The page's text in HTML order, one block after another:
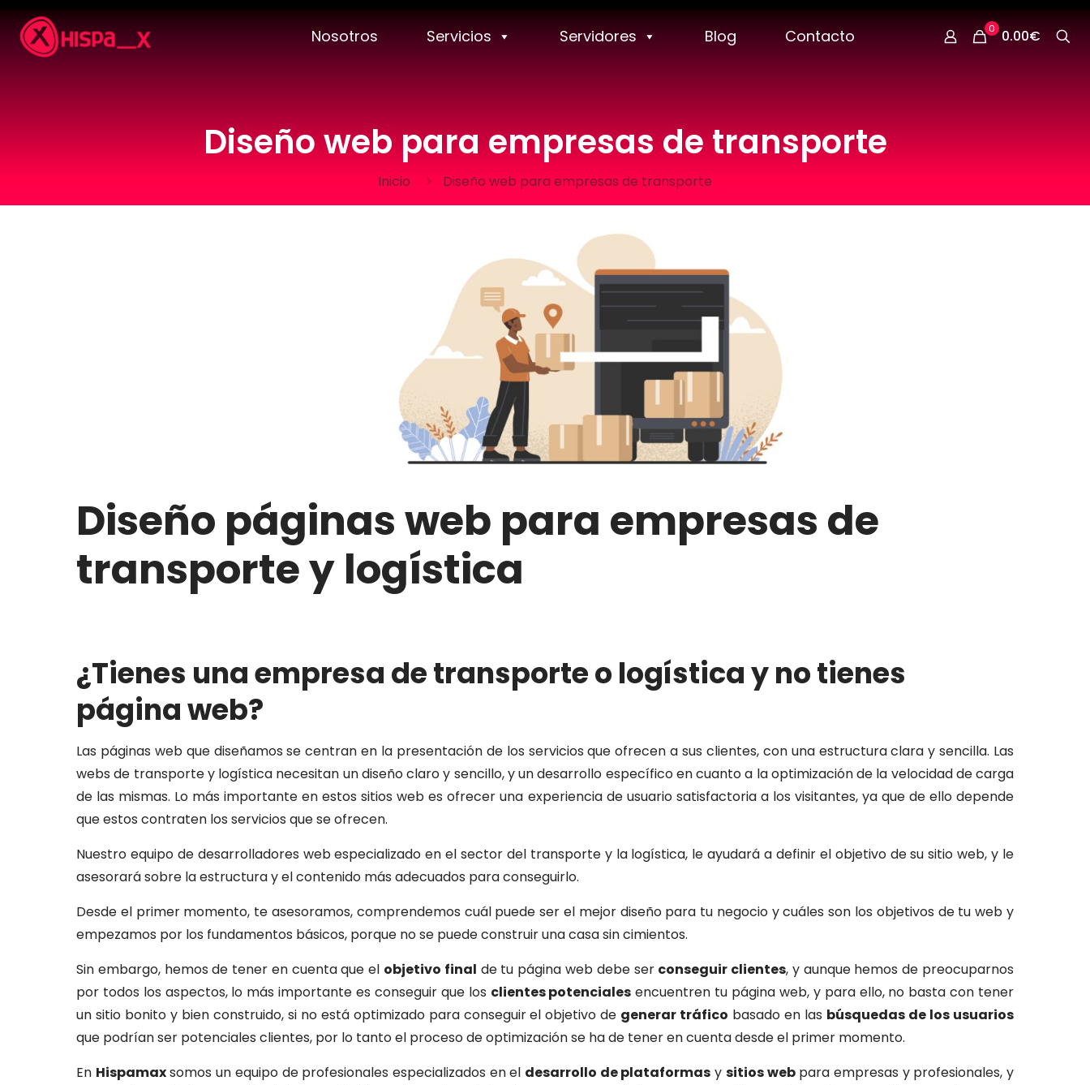
Nosotros Servicios Servidores Blog Contacto 0 0.00€
Diseño web para empresas de transporte
Inicio Diseño web para empresas de transporte
Diseño páginas web para empresas de
transporte y logística
¿Tienes una empresa de transporte o logística y no tienes
página web?
Las páginas web que diseñamos se centran en la presentación de los servicios que ofrecen a sus clientes, con una estructura clara y sencilla. Las
webs de transporte y logística necesitan un diseño claro y sencillo, y un desarrollo específico en cuanto a la optimización de la velocidad de carga
de las mismas. Lo más importante en estos sitios web es ofrecer una experiencia de usuario satisfactoria a los visitantes, ya que de ello depende
que estos contraten los servicios que se ofrecen.
Nuestro equipo de desarrolladores web especializado en el sector del transporte y la logística, le ayudará a definir el objetivo de su sitio web, y le
asesorará sobre la estructura y el contenido más adecuados para conseguirlo.
Desde el primer momento, te asesoramos, comprendemos cuál puede ser el mejor diseño para tu negocio y cuáles son los objetivos de tu web y
empezamos por los fundamentos básicos, porque no se puede construir una casa sin cimientos.
Sin embargo, hemos de tener en cuenta que el objetivo final de tu página web debe ser conseguir clientes, y aunque hemos de preocuparnos
por todos los aspectos, lo más importante es conseguir que los clientes potenciales encuentren tu página web, y para ello, no basta con tener
un sitio bonito y bien construido, si no está optimizado para conseguir el objetivo de generar tráfico basado en las búsquedas de los usuarios
que podrían ser potenciales clientes, por lo tanto el proceso de optimización se ha de tener en cuenta desde el primer momento.
En Hispamaxsomos un equipo de profesionales especializados en el desarrollo de plataformas y sitios webpara empresas y profesionales, y